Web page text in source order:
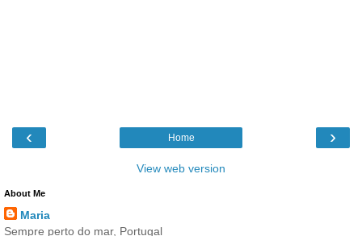
‹ ›
Home
View web version
About Me
Maria
Sempre perto do mar, Portugal